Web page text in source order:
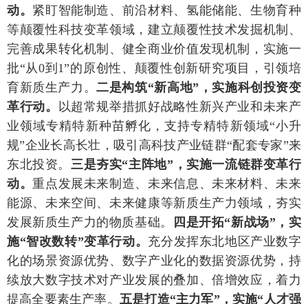
动。 紧盯智能制造、前沿材料、氢能储能、生物育种
等颠覆性科技变革领域，建立颠覆性技术发掘机制、
完善成果转化机制、健全商业价值发现机制，实施一
批“从0到1”的原创性、颠覆性创新研究项目，引领培
育新质生产力。二是构筑“新高地”，实施科创投资变
革行动。
以超常规举措抓好战略性新兴产业和未来产
业领域专精特新种苗孵化，支持专精特新领域“小升
规”企业长高长壮，吸引高科技产业链群“配套专家”来
东北投资。 三是夯实“主阵地”，实施一流链群变革行
动。重点发展未来制造、未来信息、未来材料、未来
能源、未来空间、未来健康等新质生产力领域，夯实
发展新质生产力的物质基础。
四是开拓“新战场”，实
施“智改数转”变革行动。 充分发挥东北地区产业数字
化的场景资源优势、数字产业化的数据资源优势，持
续放大数字技术对产业发展的叠加、倍增效应，着力
提高全要素生产率。 五是打造“主力军”，实施“人才强